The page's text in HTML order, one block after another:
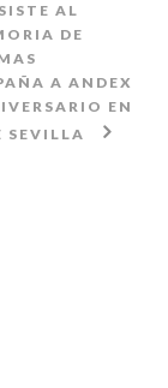
AL
DE
A ANDEX
EN
SEVILLA